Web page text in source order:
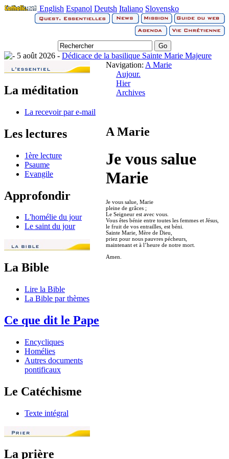
English Espanol Deutsh Italiano Slovensko
5 août 2026 - Dédicace de la basilique Sainte Marie Majeure
La méditation
La recevoir par e-mail
Les lectures
1ère lecture
Psaume
Evangile
Approfondir
L'homélie du jour
Le saint du jour
La Bible
Lire la Bible
La Bible par thèmes
Ce que dit le Pape
Encycliques
Homélies
Autres documents
pontificaux
Le Catéchisme
Texte intégral
La prière
Navigation: A Marie
Aujour.
Hier
Archives
A Marie
Je vous salue
Marie
Je vous salue, Marie
pleine de grâces ;
Le Seigneur est avec vous.
Vous êtes bénie entre toutes les femmes et Jésus,
le fruit de vos entrailles, est béni.
Sainte Marie, Mère de Dieu,
priez pour nous pauvres pécheurs,
maintenant et à l’heure de notre mort.
Amen.